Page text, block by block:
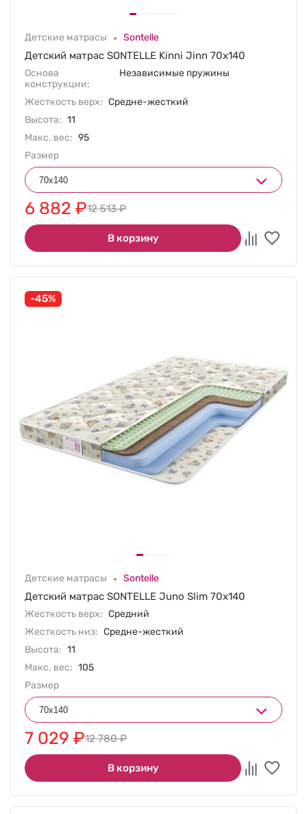
Детские матрасы Sontelle
Детский матрас SONTELLE Kinni Jinn 70х140
Основа
конструкции:
Независимые пружины
Жесткость верх: Средне-жесткий
Высота: 11
Макс. вес: 95
Размер
6 882 ₽12 513₽
В корзину
-45%
Детские матрасы Sontelle
Детский матрас SONTELLE Juno Slim 70х140
Жесткость верх: Средний
Жесткость низ: Средне-жесткий
Высота: 11
Макс. вес: 105
Размер
7 029 ₽12 780₽
В корзину